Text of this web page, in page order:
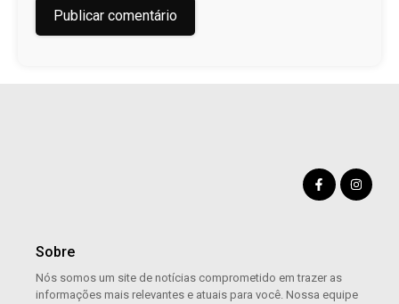
Sobre
Nós somos um site de notícias comprometido em trazer as
informações mais relevantes e atuais para você. Nossa equipe